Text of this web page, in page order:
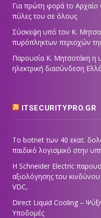
Για πρώτη φορά το Αρχαίο
πύλες του σε όλους
Σύσκεψη υπό τον Κ.
πυρόπληκτων περιοχών
Παρουσία Κ. Μητσοτάκη η
ηλεκτρική διασύνδεση
ITSECURITYPRO.GR
Το botnet των 40 εκατ.
παιδικό λογισμικό στην
Η Schneider Electric
αξιολόγησης του
VDC,
Direct Liquid Cooling –
Υποδομές